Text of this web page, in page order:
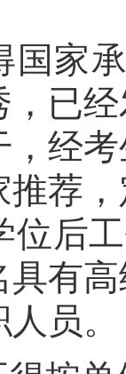
国家
，已
，经
推荐
位后
具有
员。